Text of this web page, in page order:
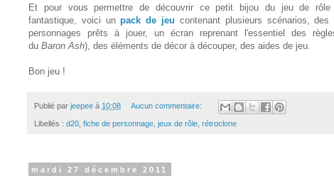
Et pour vous permettre de découvrir ce petit bijou du jeu de rôle
fantastique, voici unpack de jeu contenant plusieurs scénarios,
personnages prêts à jouer, un écran reprenant l'essentiel des
du Baron Ash), des éléments de décor à découper, des aides de jeu.
Bon jeu !
Publié par jeepee à 10:08 Aucun commentaire:
Libellés : d20 fiche de personnage jeux de rôle rétroclone
mardi 27 décembre 2011